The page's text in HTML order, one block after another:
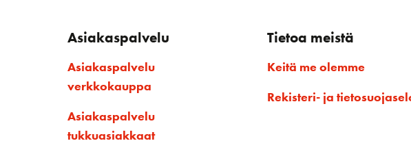
Asiakaspalvelu
Asiakaspalvelu
verkkokauppa
Asiakaspalvelu
tukkuasiakkaat
Tietoa meistä
Keitä me olemme
Rekisteri- ja